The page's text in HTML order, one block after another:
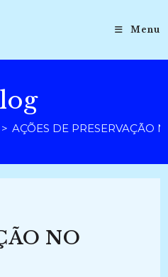
Menu
> AÇÕES DE PRESERVAÇÃO
NO